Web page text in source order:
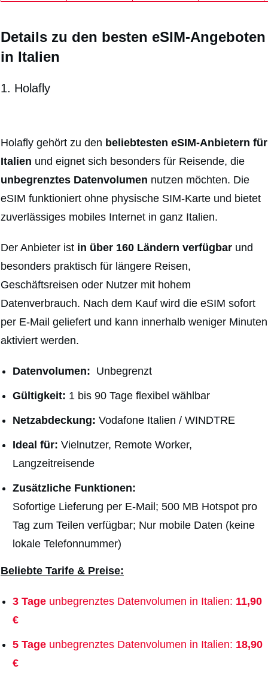
Details zu den besten eSIM-Angeboten
in Italien
1. Holafly
Holafly gehört zu den beliebtesten eSIM-Anbietern für
Italien und eignet sich besonders für Reisende, die
unbegrenztes Datenvolumen nutzen möchten. Die
eSIM funktioniert ohne physische SIM-Karte und bietet
zuverlässiges mobiles Internet in ganz Italien.
Der Anbieter ist in über 160 Ländern verfügbar und
besonders praktisch für längere Reisen,
Geschäftsreisen oder Nutzer mit hohem
Datenverbrauch. Nach dem Kauf wird die eSIM sofort
per E-Mail geliefert und kann innerhalb weniger Minuten
aktiviert werden.
Datenvolumen: Unbegrenzt
Gültigkeit: 1 bis 90 Tage flexibel wählbar
Netzabdeckung: Vodafone Italien / WINDTRE
Ideal für: Vielnutzer, Remote Worker,
Langzeitreisende
Zusätzliche Funktionen:
Sofortige Lieferung per E-Mail; 500 MB Hotspot pro
Tag zum Teilen verfügbar; Nur mobile Daten (keine
lokale Telefonnummer)
Beliebte Tarife & Preise:
3 Tage unbegrenztes Datenvolumen in Italien: 11,90
€
5 Tage unbegrenztes Datenvolumen in Italien: 18,90
€